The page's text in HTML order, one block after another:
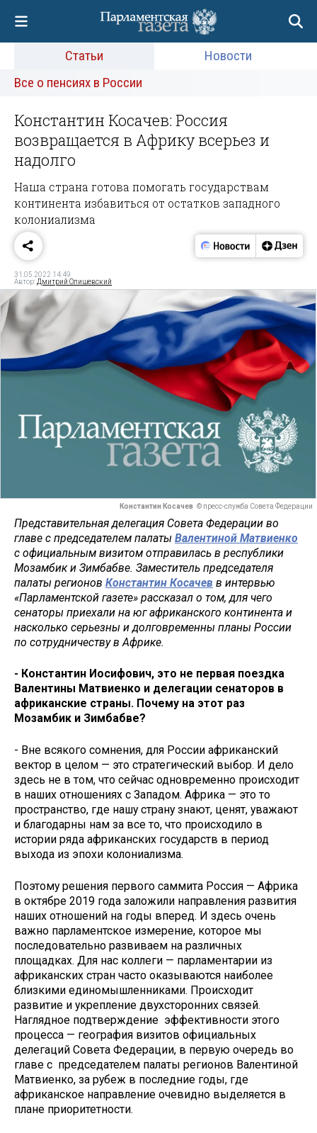
Статьи
Новости
Все о пенсиях в России
Константин Косачев: Россия
возвращается в Африку всерьез и
надолго
Наша страна готова помогать государствам
континента избавиться от остатков западного
колониализма
31.05.2022 14:49
Автор: Дмитрий Олишевский
Константин Косачев © пресс-служба Совета Федерации
Представительная делегация Совета Федерации во
главе с председателем палаты Валентиной Матвиенко
с официальным визитом отправилась в республики
Мозамбик и Зимбабве. Заместитель председателя
палаты регионов Константин Косачев в интервью
«Парламентской газете» рассказал о том, для чего
сенаторы приехали на юг африканского континента и
насколько серьезны и долговременны планы России
по сотрудничеству в Африке.
- Константин Иосифович, это не первая поездка
Валентины Матвиенко и делегации сенаторов в
африканские страны. Почему на этот раз
Мозамбик и Зимбабве?
- Вне всякого сомнения, для России африканский
вектор в целом — это стратегический выбор. И дело
здесь не в том, что сейчас одновременно происходит
в наших отношениях с Западом. Африка — это то
пространство, где нашу страну знают, ценят, уважают
и благодарны нам за все то, что происходило в
истории ряда африканских государств в период
выхода из эпохи колониализма.
Поэтому решения первого саммита Россия — Африка
в октябре 2019 года заложили направления развития
наших отношений на годы вперед. И здесь очень
важно парламентское измерение, которое мы
последовательно развиваем на различных
площадках. Для нас коллеги — парламентарии из
африканских стран часто оказываются наиболее
близкими единомышленниками. Происходит
развитие и укрепление двухсторонних связей.
Наглядное подтверждение эффективности этого
процесса — география визитов официальных
делегаций Совета Федерации, в первую очередь во
главе с председателем палаты регионов Валентиной
Матвиенко, за рубеж в последние годы, где
африканское направление очевидно выделяется в
плане приоритетности.